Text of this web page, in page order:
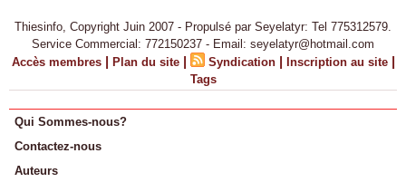
Thiesinfo, Copyright Juin 2007 - Propulsé par Seyelatyr: Tel 775312579.
Service Commercial: 772150237 - Email: seyelatyr@hotmail.com
Accès membres | Plan du site | Syndication | Inscription au site |
Tags
Qui Sommes-nous?
Contactez-nous
Auteurs